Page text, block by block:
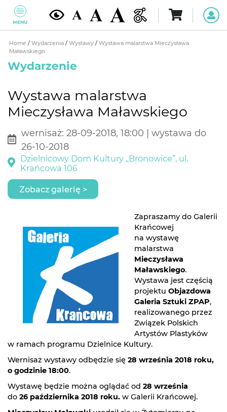
MENU
Home / Wydarzenia / Wystawy / Wystawa malarstwa Mieczysława
Maławskiego
Wydarzenie
Wystawa malarstwa
Mieczysława Maławskiego
wernisaż: 28-09-2018, 18:00 | wystawa do
26-10-2018
Dzielnicowy Dom Kultury „Bronowice”, ul.
Krańcowa 106
Zobacz galerię >
Zapraszamy do Galerii
Krańcowej
na wystawę
malarstwa
Mieczysława
Maławskiego.
Wystawa jest częścią
projektu Objazdowa
Galeria Sztuki ZPAP,
realizowanego przez
Związek Polskich
Artystów Plastyków
w ramach programu Dzielnice Kultury.
Wernisaż wystawy odbędzie się 28 września 2018 roku,
o godzinie 18:00.
Wystawę będzie można oglądać od 28 września
do 26 października 2018 roku. w Galerii Krańcowej.